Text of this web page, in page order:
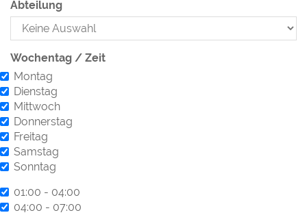
Abteilung
Wochentag / Zeit
Montag
Dienstag
Mittwoch
Donnerstag
Freitag
Samstag
Sonntag
01:00 - 04:00
04:00 - 07:00